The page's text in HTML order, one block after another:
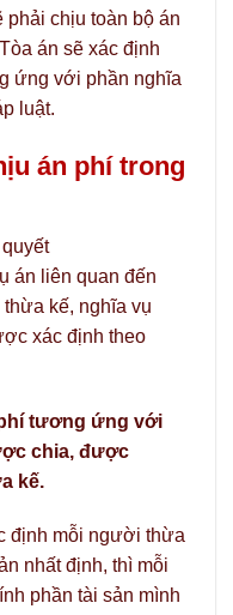
chịu toàn bộ án
án sẽ xác định
ứng với phần nghĩa
luật.
án phí trong
án liên quan đến
kế, nghĩa vụ
xác định theo
tương ứng với
chia, được
kế.
định mỗi người thừa
nhất định, thì mỗi
phần tài sản mình